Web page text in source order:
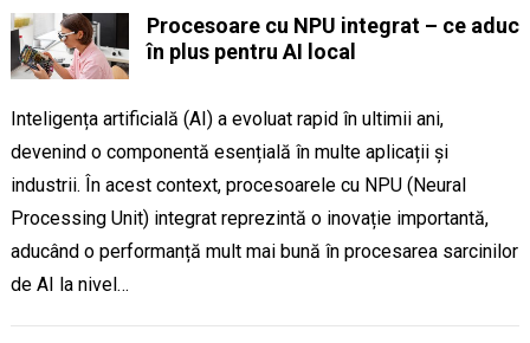
Procesoare cu NPU integrat – ce aduc
în plus pentru AI local
Inteligența artificială (AI) a evoluat rapid în ultimii ani,
devenind o componentă esențială în multe aplicații și
industrii. În acest context, procesoarele cu NPU (Neural
Processing Unit) integrat reprezintă o inovație importantă,
aducând o performanță mult mai bună în procesarea sarcinilor
de AI la nivel…